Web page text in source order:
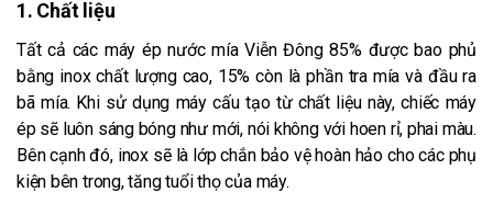
1. Chất liệu
Tất cả các máy ép nước mía Viễn Đông 85% được bao phủ
bằng inox chất lượng cao, 15% còn là phần tra mía và đầu ra
bã mía. Khi sử dụng máy cấu tạo từ chất liệu này, chiếc máy
ép sẽ luôn sáng bóng như mới, nói không với hoen rỉ, phai màu.
Bên cạnh đó, inox sẽ là lớp chắn bảo vệ hoàn hảo cho các phụ
kiện bên trong, tăng tuổi thọ của máy.